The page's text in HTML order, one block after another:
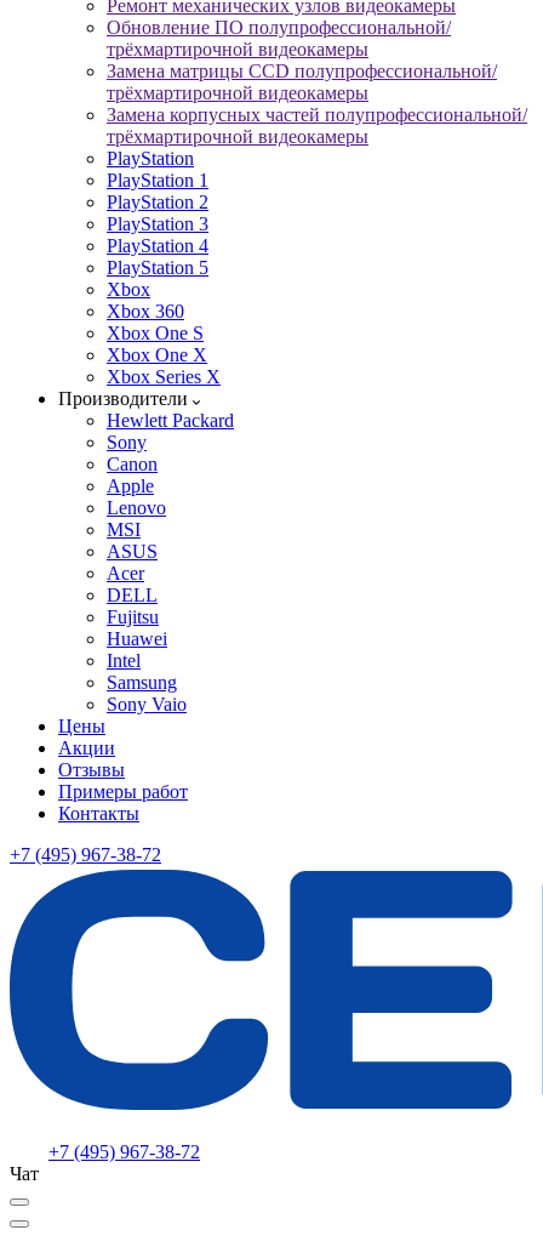
Ремонт механических узлов видеокамеры
Обновление ПО полупрофессиональной/
трёхмартирочной видеокамеры
Замена матрицы CCD полупрофессиональной/
трёхмартирочной видеокамеры
Замена корпусных частей полупрофессиональной/
трёхмартирочной видеокамеры
PlayStation
PlayStation 1
PlayStation 2
PlayStation 3
PlayStation 4
PlayStation 5
Xbox
Xbox 360
Xbox One S
Xbox One X
Xbox Series X
Производители
Hewlett Packard
Sony
Canon
Apple
Lenovo
MSI
ASUS
Acer
DELL
Fujitsu
Huawei
Intel
Samsung
Sony Vaio
Цены
Акции
Отзывы
Примеры работ
Контакты
+7 (495) 967-38-72
+7 (495) 967-38-72
Чат